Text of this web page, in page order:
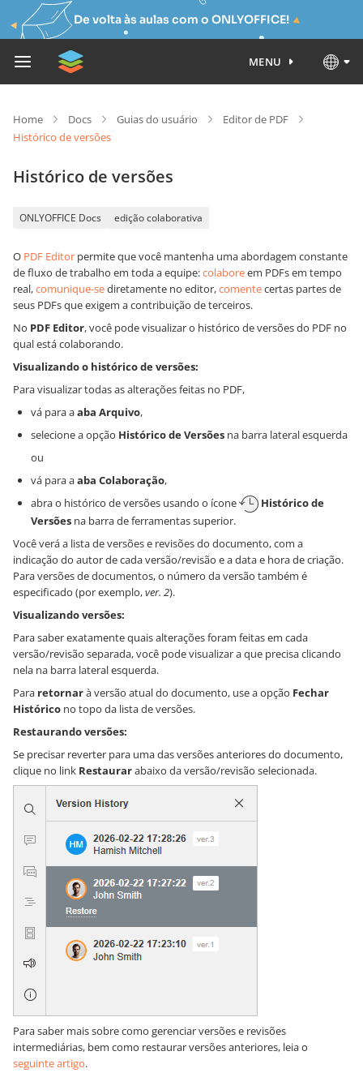
De volta às aulas com o ONLYOFFICE!
MENU
Home Docs Guias do usuário
Editor de PDF
Histórico de versões
Histórico de versões
ONLYOFFICE Docs edição colaborativa
O PDF Editor permite que você mantenha uma abordagem constante
de fluxo de trabalho em toda a equipe:colaboreem PDFs em tempo
real,comunique-sediretamente no editor,comentecertas partes de
seus PDFs que exigem a contribuição de terceiros.
No PDF Editor, você pode visualizar o histórico de versões do PDF no
qual está colaborando.
Visualizando o histórico de versões:
Para visualizar todas as alterações feitas no PDF,
vá para aaba Arquivo,
selecione a opção Histórico de Versões na barra lateral esquerda
ou
vá para aaba Colaboração,
abra o histórico de versões usando o ícone
Histórico de
Versões na barra de ferramentas superior.
Você verá a lista de versões e revisões do documento, com a
indicação do autor de cada versão/revisão e a data e hora de criação.
Para versões de documentos, o número da versão também é
especificado (por exemplo,ver. 2).
Visualizando versões:
Para saber exatamente quais alterações foram feitas em cada
versão/revisão separada, você pode visualizar a que precisa clicando
nela na barra lateral esquerda.
Para retornarà versão atual do documento, use a opção Fechar
Histórico no topo da lista de versões.
Restaurando versões:
Se precisar reverter para uma das versões anteriores do documento,
clique no link Restaurarabaixo da versão/revisão selecionada.
Para saber mais sobre como gerenciar versões e revisões
intermediárias, bem como restaurar versões anteriores, leia o
seguinte artigo.